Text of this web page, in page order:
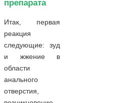
препарата
Итак, первая
реакция
следующие: зуд
и жжение в
области
анального
отверстия,